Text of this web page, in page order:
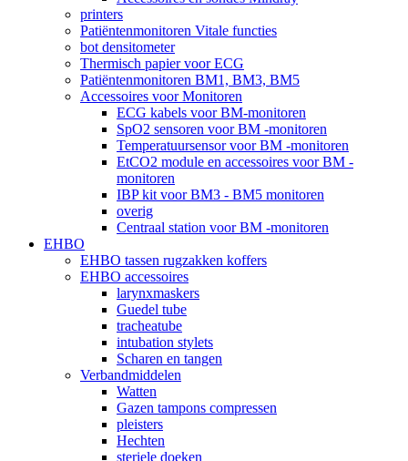
printers
Patiëntenmonitoren Vitale functies
bot densitometer
Thermisch papier voor ECG
Patiëntenmonitoren BM1, BM3, BM5
Accessoires voor Monitoren
ECG kabels voor BM-monitoren
SpO2 sensoren voor BM -monitoren
Temperatuursensor voor BM -monitoren
EtCO2 module en accessoires voor BM -
monitoren
IBP kit voor BM3 - BM5 monitoren
overig
Centraal station voor BM -monitoren
EHBO
EHBO tassen rugzakken koffers
EHBO accessoires
larynxmaskers
Guedel tube
tracheatube
intubation stylets
Scharen en tangen
Verbandmiddelen
Watten
Gazen tampons compressen
pleisters
Hechten
steriele doeken